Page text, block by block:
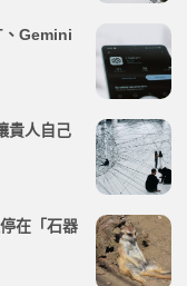
、Gemini
貴人自己
在「石器